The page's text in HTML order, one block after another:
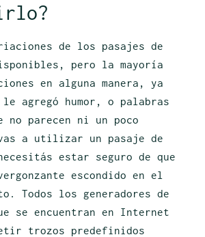
de los pasajes de
pero la mayoría
en alguna manera, ya
le agregó humor, o palabras
no parecen ni un poco
a utilizar un pasaje de
estar seguro de que
escondido en el
Todos los generadores de
se encuentran en Internet
trozos predefinidos